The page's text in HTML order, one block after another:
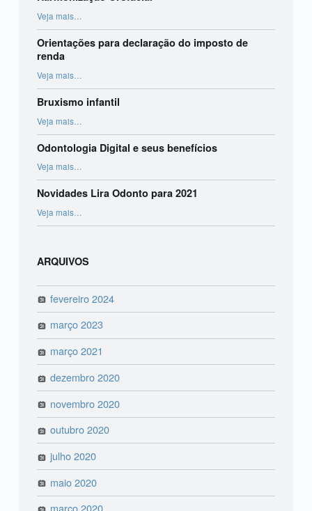
Veja mais…
Orientações para declaração do imposto de
renda
Veja mais“Orientações para declaração do imposto de renda”
…
Bruxismo infantil
Veja mais…
Odontologia Digital e seus benefícios
Veja mais“Odontologia Digital e seus benefícios”
…
Novidades Lira Odonto para 2021
Veja mais“Novidades Lira Odonto para 2021”
…
ARQUIVOS
fevereiro 2024
março 2023
março 2021
dezembro 2020
novembro 2020
outubro 2020
julho 2020
maio 2020